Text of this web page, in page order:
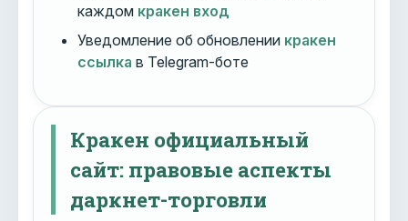
каждом кракен вход
Уведомление об обновлении кракен
ссылка в Telegram-боте
Кракен официальный
сайт: правовые аспекты
даркнет-торговли